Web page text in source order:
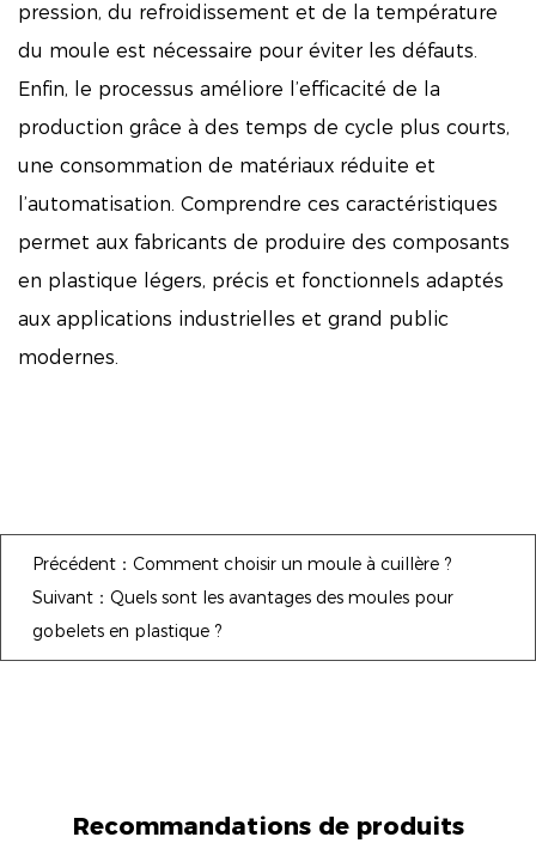
pression, du refroidissement et de la température
du moule est nécessaire pour éviter les défauts.
Enfin, le processus améliore l’efficacité de la
production grâce à des temps de cycle plus courts,
une consommation de matériaux réduite et
l’automatisation. Comprendre ces caractéristiques
permet aux fabricants de produire des composants
en plastique légers, précis et fonctionnels adaptés
aux applications industrielles et grand public
modernes.
Précédent：Comment choisir un moule à cuillère ?
Suivant：Quels sont les avantages des moules pour
gobelets en plastique ?
Recommandations de produits